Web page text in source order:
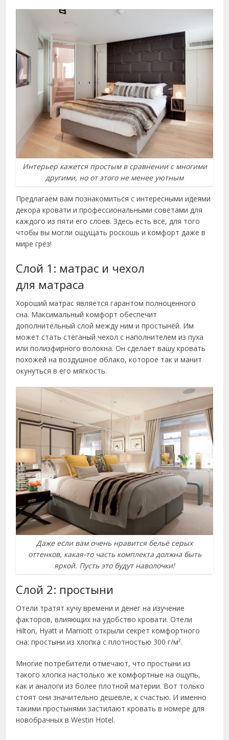
Интерьер кажется простым в сравнении с многими
другими, но от этого не менее уютным
Предлагаем вам познакомиться с интересными идеями
декора кровати и профессиональными советами для
каждого из пяти его слоев. Здесь есть всё, для того
чтобы вы могли ощущать роскошь и комфорт даже в
мире грёз!
Слой 1: матрас и чехол
для матраса
Хороший матрас является гарантом полноценного
сна. Максимальный комфорт обеспечит
дополнительный слой между ним и простынёй. Им
может стать стёганый чехол с наполнителем из пуха
или полиэфирного волокна. Он сделает вашу кровать
похожей на воздушное облако, которое так и манит
окунуться в его мягкость.
Даже если вам очень нравится бельё серых
оттенков, какая-то часть комплекта должна быть
яркой. Пусть это будут наволочки!
Слой 2: простыни
Отели тратят кучу времени и денег на изучение
факторов, влияющих на удобство кровати. Отели
Hilton, Hyatt и Marriott открыли секрет комфортного
сна: простыни из хлопка с плотностью 300 г/м².
Многие потребители отмечают, что простыни из
такого хлопка настолько же комфортные на ощупь,
как и аналоги из более плотной материи. Вот только
стоят они значительно дешевле, к счастью. И именно
такими простынями застилают кровать в номере для
новобрачных в Westin Hotel.